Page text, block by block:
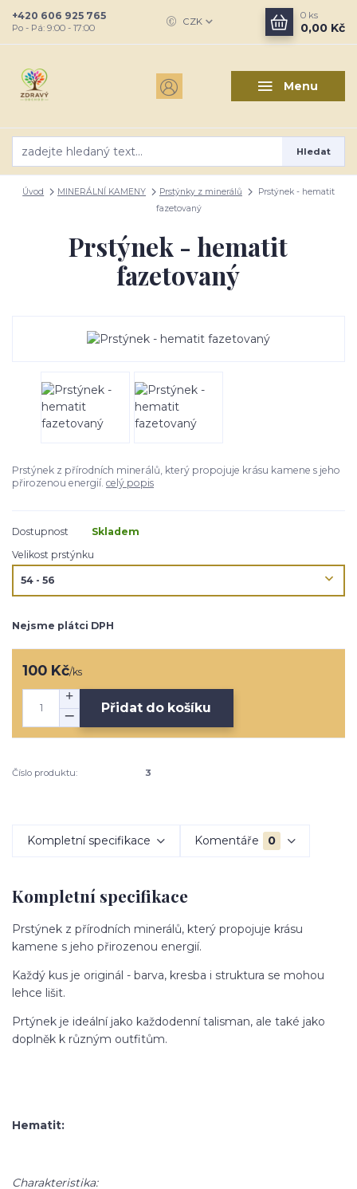
Menu
CZK
Hledat
+420 606 925 765
Po - Pá: 9:00 - 17:00
0 ks
0,00 Kč
Úvod MINERÁLNÍ KAMENY Prstýnky z minerálů
Prstýnek - hematit
fazetovaný
Prstýnek - hematit
fazetovaný
Prstýnek z přírodních minerálů, který propojuje krásu kamene s jeho
přirozenou energií. celý popis
Dostupnost
Skladem
Velikost prstýnku
Nejsme plátci DPH
100 Kč/ks
Přidat do košíku
Číslo produktu: 3
Kompletní specifikace Komentáře 0
Kompletní specifikace
Prstýnek z přírodních minerálů, který propojuje krásu
kamene s jeho přirozenou energií.
Každý kus je originál - barva, kresba i struktura se mohou
lehce lišit.
Prtýnek je ideální jako každodenní talisman, ale také jako
doplněk k různým outfitům.
Hematit:
Charakteristika: